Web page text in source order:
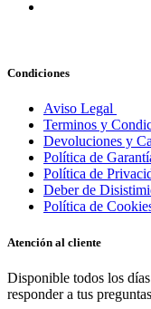
Condiciones
Aviso Legal
Terminos y
Devoluciones y
Política de
Política de
Deber de
Política de
Atención al cliente
Disponible todos los
responder a tus